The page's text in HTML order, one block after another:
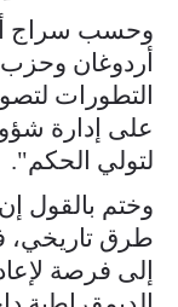
وحسب سراج
أردوغان وحزب
التطورات
على إدارة
لتولي الحكم".
وختم بالقول
طرق تاريخي،
إلى فرصة